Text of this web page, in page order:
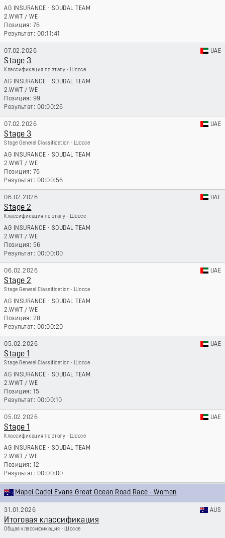
AG INSURANCE - SOUDAL TEAM
2.WWT / WE
76
00:11:41
07.02.2026 UAE
Stage 3
Классификация по этапу - Шоссе
AG INSURANCE - SOUDAL TEAM
2.WWT / WE
99
00:00:26
07.02.2026 UAE
Stage 3
Stage General Classification - Шоссе
AG INSURANCE - SOUDAL TEAM
2.WWT / WE
76
00:00:56
06.02.2026 UAE
Stage 2
Классификация по этапу - Шоссе
AG INSURANCE - SOUDAL TEAM
2.WWT / WE
56
00:00:00
06.02.2026 UAE
Stage 2
Stage General Classification - Шоссе
AG INSURANCE - SOUDAL TEAM
2.WWT / WE
28
00:00:20
05.02.2026 UAE
Stage 1
Stage General Classification - Шоссе
AG INSURANCE - SOUDAL TEAM
2.WWT / WE
15
00:00:10
05.02.2026 UAE
Stage 1
Классификация по этапу - Шоссе
AG INSURANCE - SOUDAL TEAM
2.WWT / WE
12
00:00:00
Mapei Cadel Evans Great Ocean Road Race - Women
31.01.2026 AUS
Итоговая классификация
Общая классификация - Шоссе